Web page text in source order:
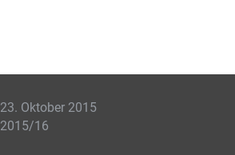
23. Oktober 2015
2015/16